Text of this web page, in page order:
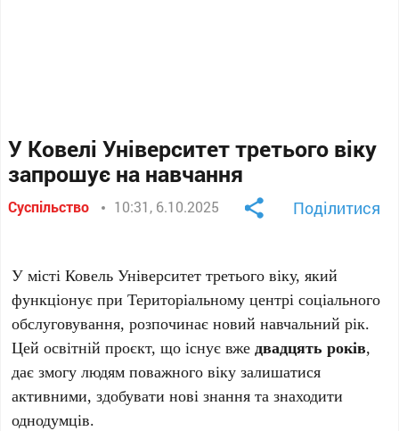
У Ковелі Університет третього віку
запрошує на навчання
Суспільство 10:31, 6.10.2025 Поділитися
У місті Ковель Університет третього віку, який
функціонує при Територіальному центрі соціального
обслуговування, розпочинає новий навчальний рік.
Цей освітній проєкт, що існує вжедвадцять років,
дає змогу людям поважного віку залишатися
активними, здобувати нові знання та знаходити
однодумців.